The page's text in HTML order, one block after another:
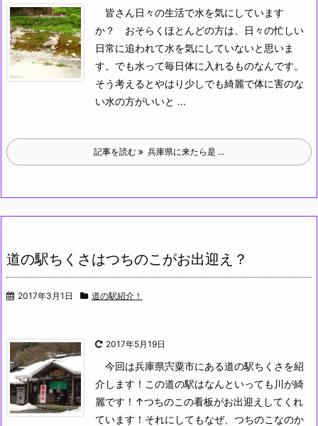
皆さん日々の生活で水を気にしています
か？
おそらくほとんどの方は、日々の忙しい
日常に追われて水を気にしていないと思いま
す。でも水って毎日体に入れるものなんです。
そう考えるとやはり少しでも綺麗で体に害のな
い水の方がいいと ...
記事を読む 兵庫県に来たら是 ...
道の駅ちくさはつちのこがお出迎え？
2017年3月1日 道の駅紹介！
2017年5月19日
今回は兵庫県宍粟市にある道の駅ちくさを紹
介します！この道の駅はなんといっても川が綺
麗です！ ↑つちのこの看板がお出迎えしてくれ
ています！それにしてもなぜ、つちのこなのか